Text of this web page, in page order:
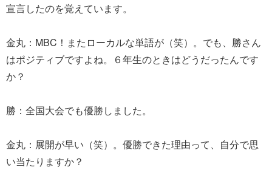
宣言したのを覚えています。
金丸：MBC！またローカルな単語が（笑）。でも、勝さん
はポジティブですよね。６年生のときはどうだったんです
か？
勝：全国大会でも優勝しました。
金丸：展開が早い（笑）。優勝できた理由って、自分で思
い当たりますか？